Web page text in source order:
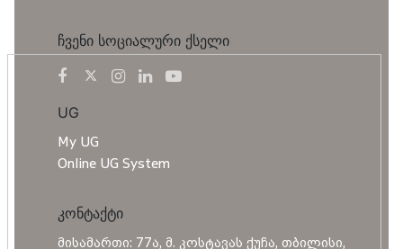
ჩვენი სოციალური ქსელი
UG
My UG
Online UG System
კონტაქტი
მისამართი: 77ა, მ. კოსტავას ქუჩა, თბილისი,